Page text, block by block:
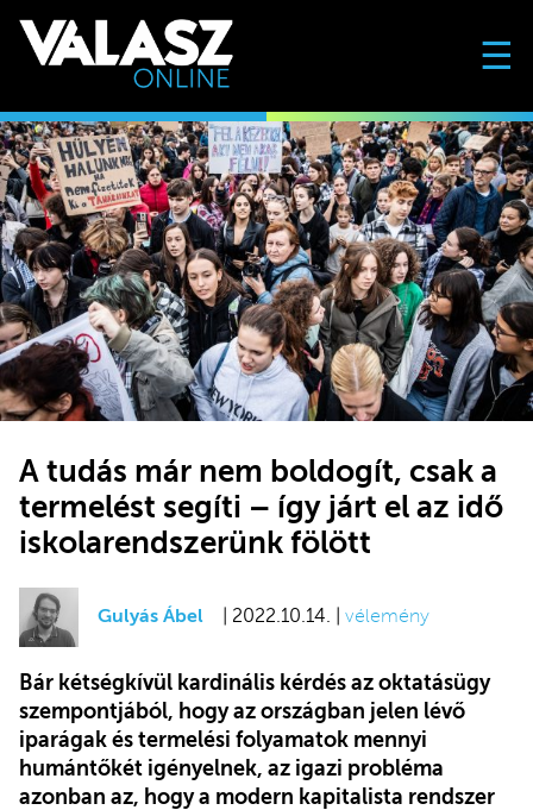
☰
A tudás már nem boldogít, csak a
termelést segíti – így járt el az idő
iskolarendszerünk fölött
Gulyás Ábel | 2022.10.14. | vélemény
Bár kétségkívül kardinális kérdés az oktatásügy
szempontjából, hogy az országban jelen lévő
iparágak és termelési folyamatok mennyi
humántőkét igényelnek, az igazi probléma
azonban az, hogy a modern kapitalista rendszer